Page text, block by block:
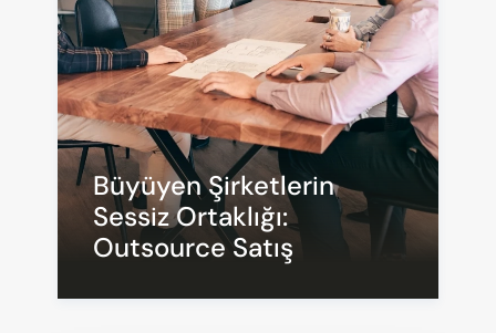
Büyüyen Şirketlerin
Sessiz Ortaklığı:
Outsource Satış